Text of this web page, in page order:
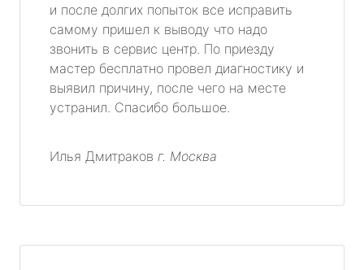
и после долгих попыток все исправить
самому пришел к выводу что надо
звонить в сервис центр. По приезду
мастер бесплатно провел диагностику и
выявил причину, после чего на месте
устранил. Спасибо большое.
Илья Дмитраков г. Москва